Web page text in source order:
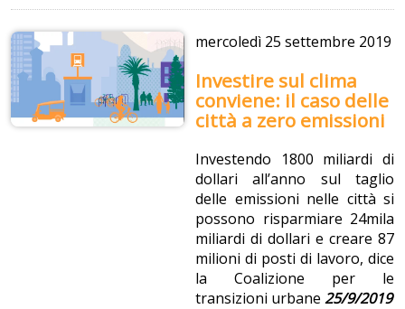
mercoledì 25 settembre 2019
Investire sul clima
conviene: il caso delle
città a zero emissioni
Investendo 1800 miliardi di
dollari all’anno sul taglio
delle emissioni nelle città si
possono risparmiare 24mila
miliardi di dollari e creare 87
milioni di posti di lavoro, dice
la Coalizione per le
transizioni urbane 25/9/2019